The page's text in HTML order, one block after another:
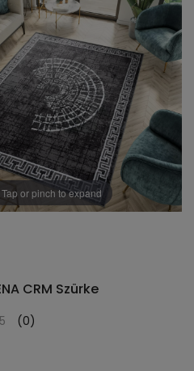
Tap or pinch to expand
CRM Szürke
(0)